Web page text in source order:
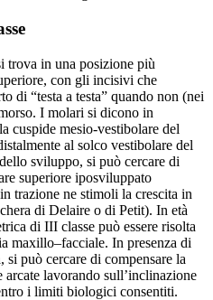
trova in una posizione più
con gli incisivi che
di “testa a testa” quando non (nei
I molari si dicono in
cuspide mesio-vestibolare del
al solco vestibolare del
sviluppo, si può cercare di
superiore iposviluppato
trazione ne stimoli la crescita in
di Delaire o di Petit). In età
di III classe può essere risolta
maxillo–facciale. In presenza di
può cercare di compensare la
arcate lavorando sull’inclinazione
i limiti biologici consentiti.